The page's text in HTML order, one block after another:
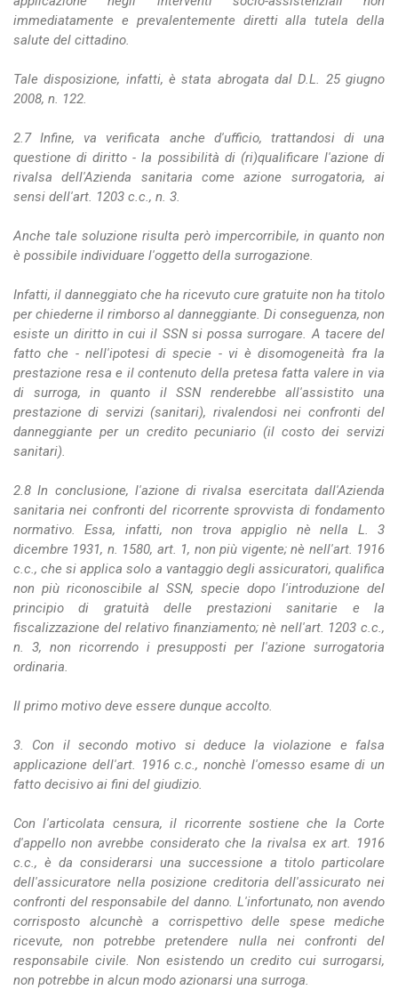
immediatamente e prevalentemente diretti alla tutela della
salute del cittadino.
Tale disposizione, infatti, è stata abrogata dal D.L. 25 giugno
2008, n. 122.
2.7 Infine, va verificata anche d'ufficio, trattandosi di una
questione di diritto - la possibilità di (ri)qualificare l'azione di
rivalsa dell'Azienda sanitaria come azione surrogatoria, ai
sensi dell'art. 1203 c.c., n. 3.
Anche tale soluzione risulta però impercorribile, in quanto non
è possibile individuare l'oggetto della surrogazione.
Infatti, il danneggiato che ha ricevuto cure gratuite non ha titolo
per chiederne il rimborso al danneggiante. Di conseguenza, non
esiste un diritto in cui il SSN si possa surrogare. A tacere del
fatto che - nell'ipotesi di specie - vi è disomogeneità fra la
prestazione resa e il contenuto della pretesa fatta valere in via
di surroga, in quanto il SSN renderebbe all'assistito una
prestazione di servizi (sanitari), rivalendosi nei confronti del
danneggiante per un credito pecuniario (il costo dei servizi
sanitari).
2.8 In conclusione, l'azione di rivalsa esercitata dall'Azienda
sanitaria nei confronti del ricorrente sprovvista di fondamento
normativo. Essa, infatti, non trova appiglio nè nella L. 3
dicembre 1931, n. 1580, art. 1, non più vigente; nè nell'art. 1916
c.c., che si applica solo a vantaggio degli assicuratori, qualifica
non più riconoscibile al SSN, specie dopo l'introduzione del
principio di gratuità delle prestazioni sanitarie e la
fiscalizzazione del relativo finanziamento; nè nell'art. 1203 c.c.,
n. 3, non ricorrendo i presupposti per l'azione surrogatoria
ordinaria.
Il primo motivo deve essere dunque accolto.
3. Con il secondo motivo si deduce la violazione e falsa
applicazione dell'art. 1916 c.c., nonchè l'omesso esame di un
fatto decisivo ai fini del giudizio.
Con l'articolata censura, il ricorrente sostiene che la Corte
d'appello non avrebbe considerato che la rivalsa ex art. 1916
c.c., è da considerarsi una successione a titolo particolare
dell'assicuratore nella posizione creditoria dell'assicurato nei
confronti del responsabile del danno. L'infortunato, non avendo
corrisposto alcunchè a corrispettivo delle spese mediche
ricevute, non potrebbe pretendere nulla nei confronti del
responsabile civile. Non esistendo un credito cui surrogarsi,
non potrebbe in alcun modo azionarsi una surroga.